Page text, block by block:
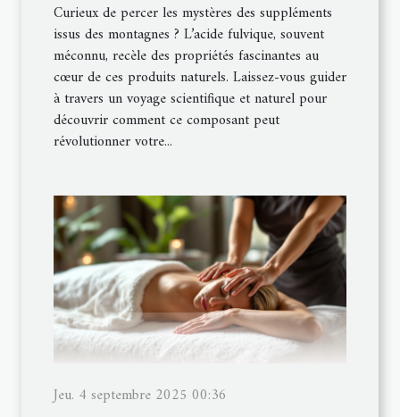
Curieux de percer les mystères des suppléments
issus des montagnes ? L’acide fulvique, souvent
méconnu, recèle des propriétés fascinantes au
cœur de ces produits naturels. Laissez-vous guider
à travers un voyage scientifique et naturel pour
découvrir comment ce composant peut
révolutionner votre...
Jeu. 4 septembre 2025 00:36